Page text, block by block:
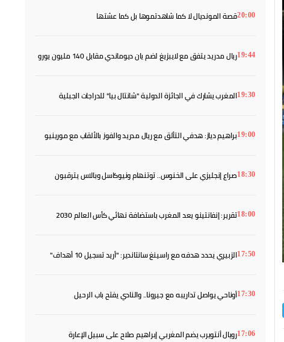
20:00قصة المونديال لا كما شاهدتموها بل كما عشتها
19:44ريال مدريد يتفق مع لايبزيغ لضم يان ديوماندي مقابل 140 مليون يورو
19:30المغرب يشارك في الجائزة الدولية "شانتال بيا" للدراجات الجبلية
19:00براهيم دياز: هدفي التألق مع ريال مدريد والفوز بالألقاب مع مورينيو
18:30صراع إنجليزي على الخنوس.. توتنهام ونيوكاسل وبالاس يترقبون
18:00تقرير: إنفانتينو يعد المغرب باستضافة نهائي كأس العالم 2030
17:50الزبيري يحدد هدفه مع راسينغ سانتاندير: "أريد تسجيل 10 أهداف"
17:30أوناحي يواصل تداريبه مع جيرونا.. والنادي يفتح باب الرحيل
17:06رويال أنتويرب يضم المغربي إبراهيم صلاح على سبيل الإعارة